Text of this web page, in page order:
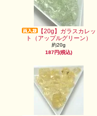
【20g】ガラスカレッ
ト（アップルグリーン）
約20g
187円(税込)